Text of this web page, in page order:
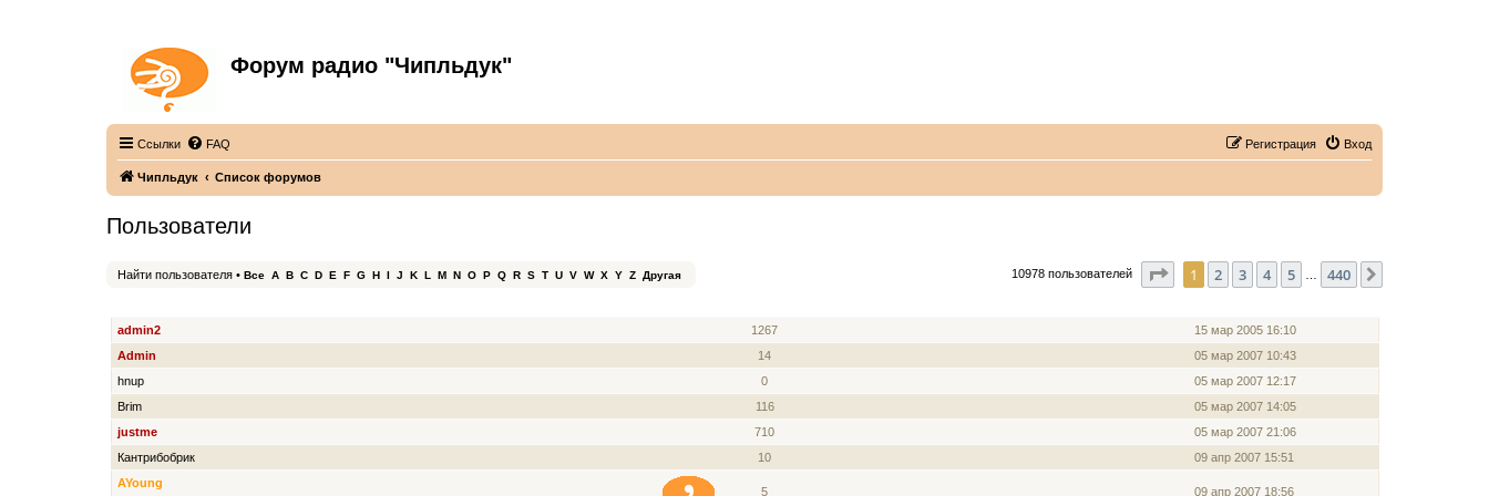
Форум радио "Чипльдук"
Ссылки FAQ Вход
Регистрация
Чипльдук Список форумов
Пользователи
Найти пользователя • Все A B C D E F G H I J K L M N O P Q R S T U V W X Y Z Другая 10978 пользователей Страница1 из 440
1 2 3 4 5 440
admin2 1267
15 мар 2005 16:10
Admin
14
05 мар 2007 10:43
hnup
0
05 мар 2007 12:17
Brim
116
05 мар 2007 14:05
justme
710
05 мар 2007 21:06
Кантрибобрик
10
09 апр 2007 15:51
AYoung
5 09 апр 2007 18:56